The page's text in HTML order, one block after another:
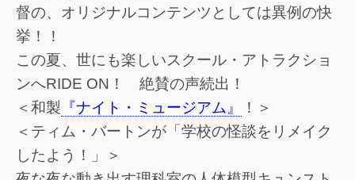
督の、オリジナルコンテンツとしては異例の快
挙！！
この夏、世にも楽しいスクール・アトラクショ
ンへRIDE ON！ 絶賛の声続出！
＜和製 『ナイト・ミュージアム』
！＞
＜ティム・バートンが「学校の怪談をリメイク
したよう！」＞